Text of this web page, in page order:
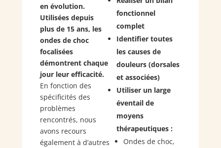
en évolution.
Utilisées depuis
plus de 15 ans, les
ondes de choc
focalisées
démontrent chaque
jour leur efficacité.
En fonction des
spécificités des
problèmes
rencontrés, nous
avons recours
également à d’autres
fonctionnel
complet
Identifier toutes
les causes de
douleurs (dorsales
et associées)
Utiliser un large
éventail de
moyens
thérapeutiques :
Ondes de choc,